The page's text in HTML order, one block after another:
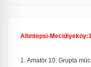
Altıntepsi-
1. Amatör 10. Grupta